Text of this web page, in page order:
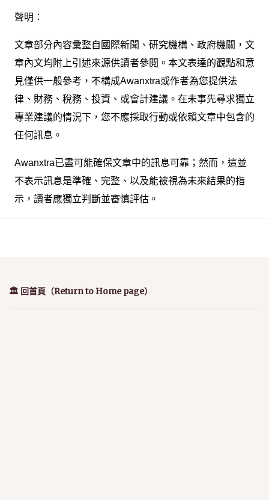
聲明：
文章部分內容彙整自國際新聞、研究機構、政府機關，文
章內文均附上引述來源供讀者參閱。本文表達的觀點和意
見僅供一般參考，不構成Awanxtra或作者為您提供法
律、財務、稅務、投資、或會計建議。在未事先尋求獨立
專業建議的情況下，您不應採取行動或依賴文章中包含的
任何訊息。
Awanxtra已盡可能確保文章中的訊息可靠；然而，這並
不表示訊息是準確、完整、以及能被視為未來結果的指
示，讀者應獨立判斷並審慎評估。
🏛️ 回首頁（Return to Home page）